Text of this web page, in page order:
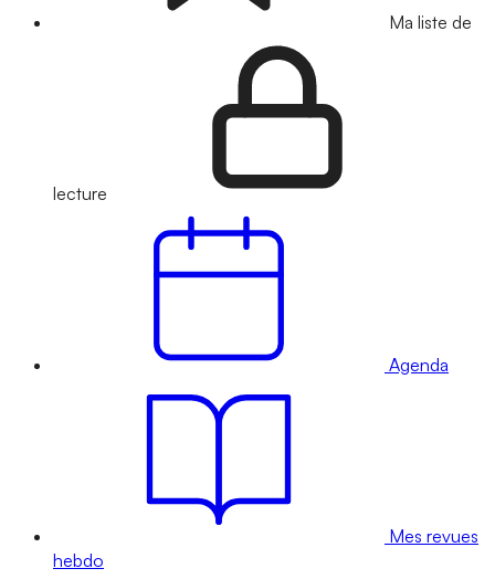
Ma liste de
lecture
Agenda
Mes revues
hebdo